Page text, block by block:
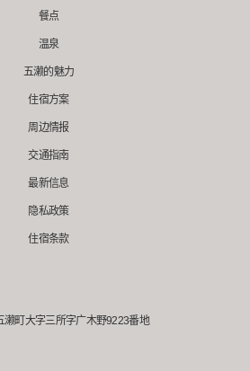
餐点
温泉
五濑的魅力
住宿方案
周边情报
交通指南
最新信息
隐私政策
住宿条款
濑町大字三所字广木野9223番地